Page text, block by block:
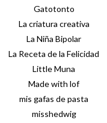
Gatotonto
La criatura creativa
La Niña Bipolar
La Receta de la Felicidad
Little Muna
Made with lof
mis gafas de pasta
misshedwig